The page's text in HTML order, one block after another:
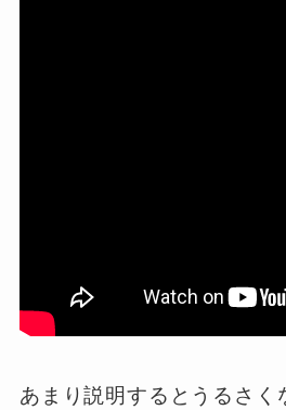
あまり説明するとうるさく